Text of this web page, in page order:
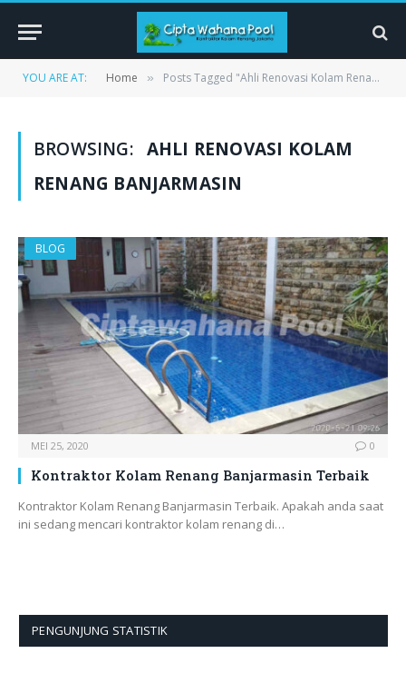
YOU ARE AT: Home » Posts Tagged "Ahli Renovasi Kolam Renang Banjarmasin"
BROWSING: AHLI RENOVASI KOLAM
RENANG BANJARMASIN
BLOG
MEI 25, 2020 0
Kontraktor Kolam Renang Banjarmasin Terbaik
Kontraktor Kolam Renang Banjarmasin Terbaik. Apakah anda saat
ini sedang mencari kontraktor kolam renang di…
PENGUNJUNG STATISTIK